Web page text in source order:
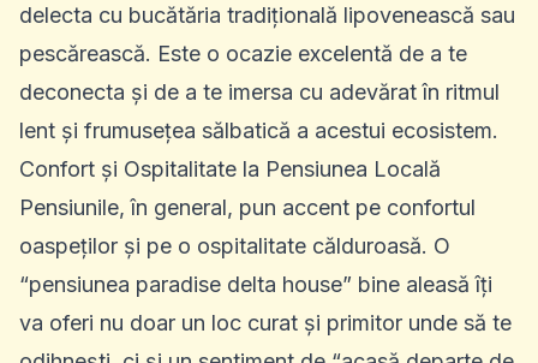
delecta cu bucătăria tradițională lipovenească sau
pescărească. Este o ocazie excelentă de a te
deconecta și de a te imersa cu adevărat în ritmul
lent și frumusețea sălbatică a acestui ecosistem.
Confort și Ospitalitate la Pensiunea Locală
Pensiunile, în general, pun accent pe confortul
oaspeților și pe o ospitalitate călduroasă. O
“pensiunea paradise delta house” bine aleasă îți
va oferi nu doar un loc curat și primitor unde să te